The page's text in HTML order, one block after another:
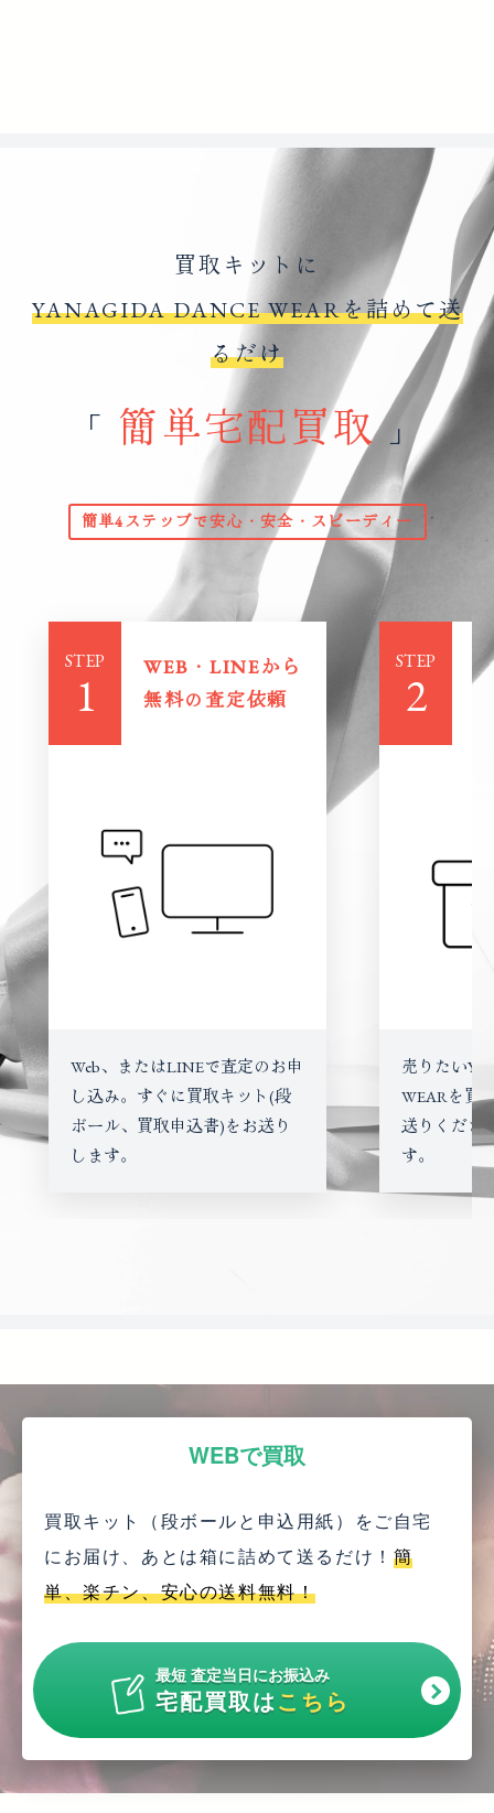
買取キットに
YANAGIDA DANCE WEARを詰めて送
るだけ
「 簡単宅配買取 」
簡単4ステップで安心・安全・スピーディー
STEP
WEB・LINEから
無料の査定依頼
Web、またはLINEで査定のお申
し込み。すぐに買取キット(段
ボール、買取申込書)をお送り
します。
STEP
売りたい
WEARを買
送りくださ
す。
WEBで買取
買取キット（段ボールと申込用紙）をご自宅
にお届け、 あとは箱に詰めて送るだけ！ 簡
単、楽チン、安心の送料無料！
最短 査定当日にお振込み
宅配買取はこちら